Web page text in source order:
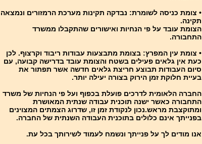
• צומת כניסה לשומרת: נבדקה תקינות מערכת הרמזורים ונמצאה
תקינה.
הצומת עובד על פי הנחיות ואישורים שהתקבלו ממשרד
התחבורה.
• צומת עין המפרץ: בצומת מתבצעות עבודות ריבוד וקרצוף. לכן
כעת אין גלאים פעילים בשטח והצומת עובד בדרישה קבועה, עם
סיום העבודות תבוצע חריצת גלאים חדשה אשר תפתור את
בעיית חלוקת זמן הירוק בצורה יעילה יותר.
החברה הלאומית לדרכים פועלת בכפוף ועל פי הנחיות של משרד
התחבורה כאשר ישנה תוכנית עבודה שנתית המאושרת
ומתוקצבת מראש.נכון לנקודת זמן זו, שדרוג הצמתים המצוינים
בפנייתך אינם כלולים בתוכנית העבודה השנתית של החברה.
אנו מודים לך על פנייתך ונשמח לעמוד לשירותך בכל עת.